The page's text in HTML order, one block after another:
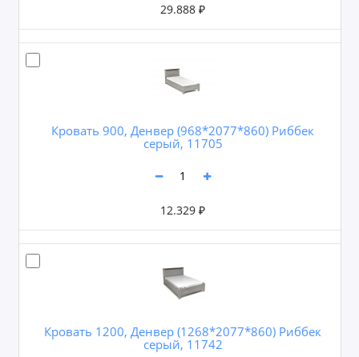
29.888 ₽
Кровать 900, Денвер (968*2077*860) Риббек
серый, 11705
12.329 ₽
Кровать 1200, Денвер (1268*2077*860) Риббек
серый, 11742